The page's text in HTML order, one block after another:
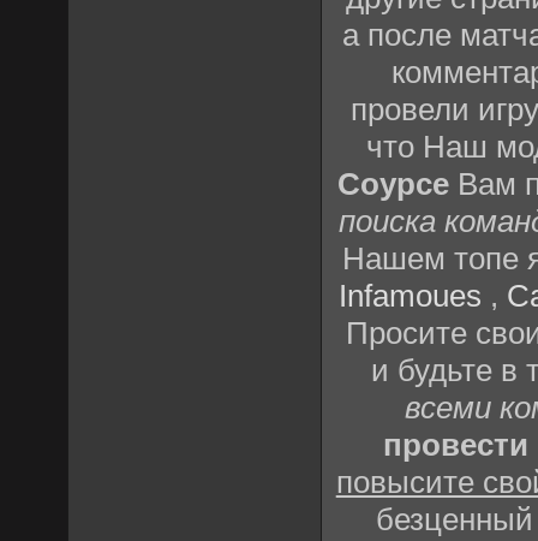
а после
провели
что Наш
Соурсе Вам
поиска
Нашем топе
Infamoues ,
Просите
и будьте в
всеми
повысите